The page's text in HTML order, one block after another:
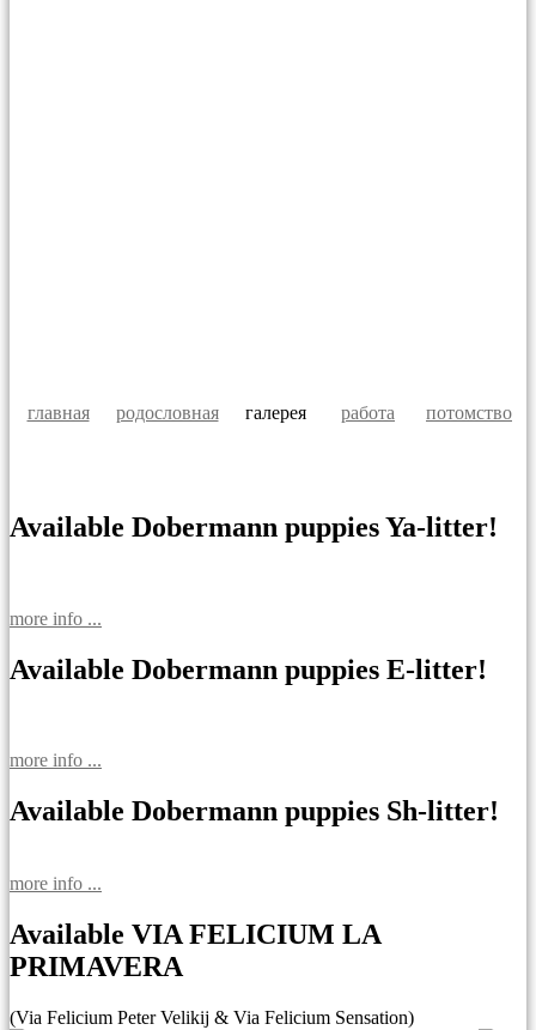
главная родословная галерея работа потомство
Available Dobermann puppies Ya-litter!
more info ...
Available Dobermann puppies E-litter!
more info ...
Available Dobermann puppies Sh-litter!
more info ...
Available VIA FELICIUM LA
PRIMAVERA
(Via Felicium Peter Velikij & Via Felicium Sensation)